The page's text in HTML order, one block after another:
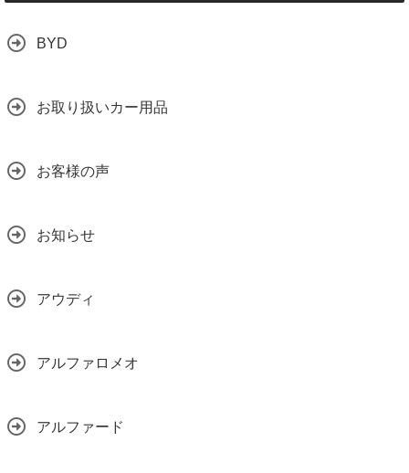
BYD
お取り扱いカー用品
お客様の声
お知らせ
アウディ
アルファロメオ
アルファード